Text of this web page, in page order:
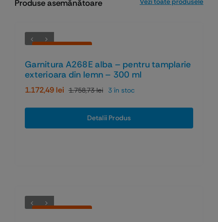
Produse asemănătoare
Garnitura A268E alba – pentru tamplarie
exterioara din lemn – 300 ml
1.758,73leiPrețul
inițial
a
fost:
1.172,49 lei
Prețul
curent
este:
1.172,49 lei.
3 în stoc
Detalii Produs